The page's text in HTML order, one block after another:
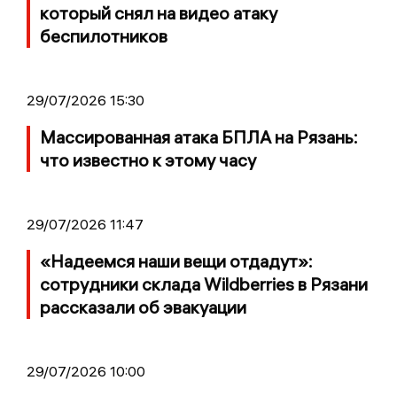
который снял на видео атаку
беспилотников
29/07/2026 15:30
Массированная атака БПЛА на Рязань:
что известно к этому часу
29/07/2026 11:47
«Надеемся наши вещи отдадут»:
сотрудники склада Wildberries в Рязани
рассказали об эвакуации
29/07/2026 10:00